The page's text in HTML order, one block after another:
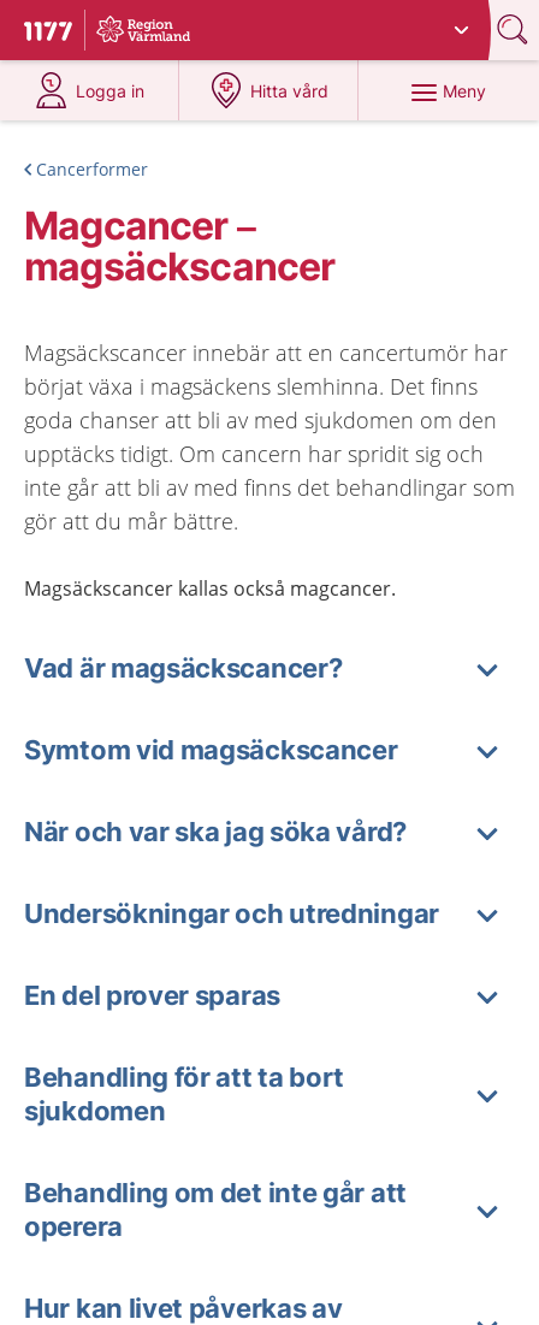
Till startsidan för 1177
Du har valt region
Logga in
på 1177.se
Hitta vård
på 1177.se
Meny
Cancerformer
Magcancer –
magsäckscancer
Magsäckscancer innebär att en cancertumör har
börjat växa i magsäckens slemhinna. Det finns
goda chanser att bli av med sjukdomen om den
upptäcks tidigt. Om cancern har spridit sig och
inte går att bli av med finns det behandlingar som
gör att du mår bättre.
Magsäckscancer kallas också magcancer.
Vad är magsäckscancer?
Symtom vid magsäckscancer
När och var ska jag söka vård?
Undersökningar och utredningar
En del prover sparas
Behandling för att ta bort
sjukdomen
Behandling om det inte går att
operera
Hur kan livet påverkas av